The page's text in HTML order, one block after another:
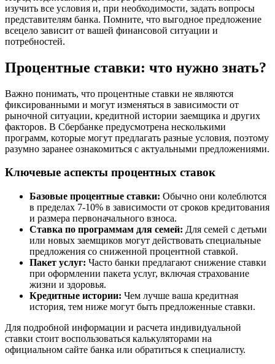
изучить все условия и, при необходимости, задать вопросы
представителям банка. Помните, что выгодное предложение
всецело зависит от вашей финансовой ситуации и
потребностей.
Процентные ставки: что нужно знать?
Важно понимать, что процентные ставки не являются
фиксированными и могут изменяться в зависимости от
рыночной ситуации, кредитной истории заемщика и других
факторов. В Сбербанке предусмотрена несколькими
программ, которые могут предлагать разные условия, поэтому
разумно заранее ознакомиться с актуальными предложениями.
Ключевые аспекты процентных ставок
Базовые процентные ставки: Обычно они колеблются
в пределах 7-10% в зависимости от сроков кредитования
и размера первоначального взноса.
Ставка по программам для семей: Для семей с детьми
или новых заемщиков могут действовать специальные
предложения со сниженной процентной ставкой.
Пакет услуг: Часто банки предлагают снижение ставки
при оформлении пакета услуг, включая страхование
жизни и здоровья.
Кредитные истории: Чем лучше ваша кредитная
история, тем ниже могут быть предложенные ставки.
Для подробной информации и расчета индивидуальной
ставки стоит воспользоваться калькуляторами на
официальном сайте банка или обратиться к специалисту.